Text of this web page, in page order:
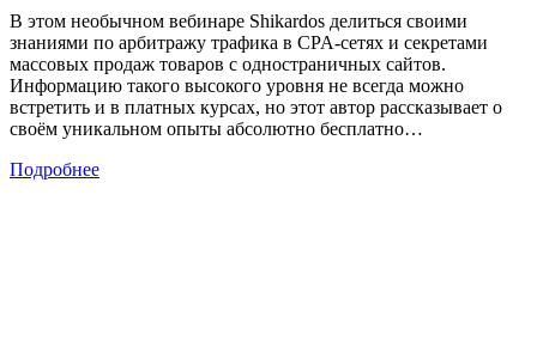
В этом необычном вебинаре Shikardos делиться своими
знаниями по арбитражу трафика в CPA-сетях и секретами
массовых продаж товаров с одностраничных сайтов.
Информацию такого высокого уровня не всегда можно
встретить и в платных курсах, но этот автор рассказывает о
своём уникальном опыты абсолютно бесплатно…
Подробнее